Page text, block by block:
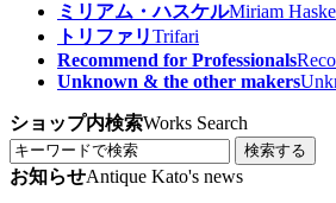
ミリアム・ハスケルMiriam
トリファリTrifari
Recommend for Professionals
Unknown & the other makers
ショップ内検索Works Search
検索する
お知らせAntique Kato's news